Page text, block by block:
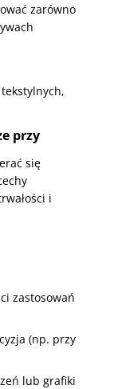
zarówno
przy
się
i
zastosowań
(np. przy
lub grafiki